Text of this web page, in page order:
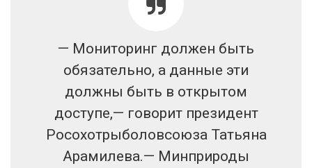
— Мониторинг должен быть
обязательно, а данные эти
должны быть в открытом
доступе,— говорит президент
Росохотрыболовсоюза Татьяна
Арамилева.— Минприроды